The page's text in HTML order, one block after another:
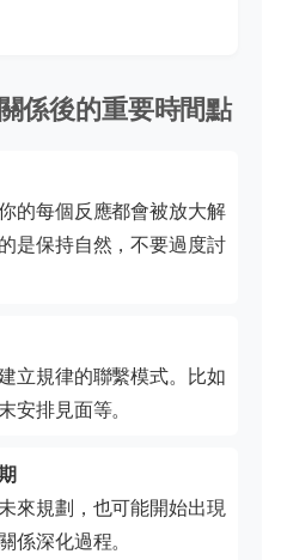
係後的重要時間點
的每個反應都會被放大解
是保持自然，不要過度討
立規律的聯繫模式。比如
安排見面等。
來規劃，也可能開始出現
係深化過程。